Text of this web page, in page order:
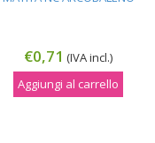
€0,71 (IVA incl.)
Aggiungi al carrello